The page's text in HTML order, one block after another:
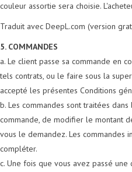
couleur assortie sera choisie.
Traduit avec DeepL.com (version
5. COMMANDES
a. Le client passe sa commande en
tels contrats, ou le faire sous la
accepté les présentes Conditions
b. Les commandes sont traitées
commande, de modifier le montant
vous le demandez. Les commandes
compléter.
c. Une fois que vous avez passé